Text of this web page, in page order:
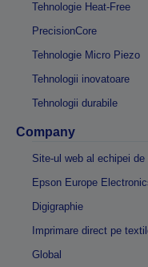
Tehnologie Heat-Free
PrecisionCore
Tehnologie Micro Piezo
Tehnologii inovatoare
Tehnologii durabile
Company
Site-ul web al echipei de
Epson Europe
Digigraphie
Imprimare direct pe
Global